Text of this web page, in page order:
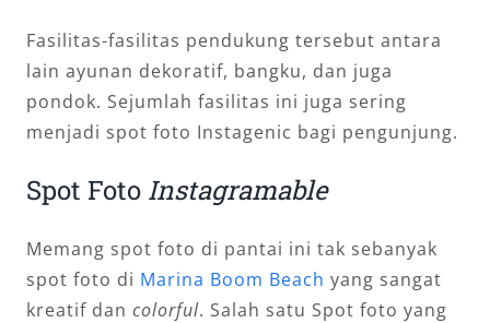
Fasilitas-fasilitas pendukung tersebut antara
lain ayunan dekoratif, bangku, dan juga
pondok. Sejumlah fasilitas ini juga sering
menjadi spot foto Instagenic bagi pengunjung.
Spot Foto Instagramable
Memang spot foto di pantai ini tak sebanyak
spot foto di Marina Boom Beach yang sangat
kreatif dan colorful. Salah satu Spot foto yang